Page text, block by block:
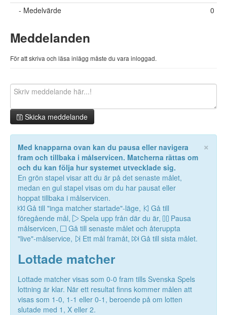
- Medelvärde
0
Meddelanden
För att skriva och läsa inlägg måste du vara inloggad.
Skicka meddelande
×
Med knapparna ovan kan du pausa eller navigera
fram och tillbaka i målservicen. Matcherna rättas om
och du kan följa hur systemet utvecklade sig.
En grön stapel visar att du är på det senaste målet,
medan en gul stapel visas om du har pausat eller
hoppat tillbaka i målservicen.
Gå till "inga matcher startade"-läge,
Gå till
föregående mål,
Spela upp från där du är,
Pausa
målservicen,
Gå till senaste målet och återuppta
"live"-målservice,
Ett mål framåt, Gå till sista målet.
Lottade matcher
Lottade matcher visas som 0-0 fram tills Svenska Spels
lottning är klar. När ett resultat finns kommer målen att
visas som 1-0, 1-1 eller 0-1, beroende på om lotten
slutade med 1, X eller 2.